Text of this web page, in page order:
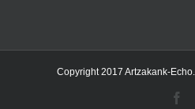
Copyright 2017 Artzakank-